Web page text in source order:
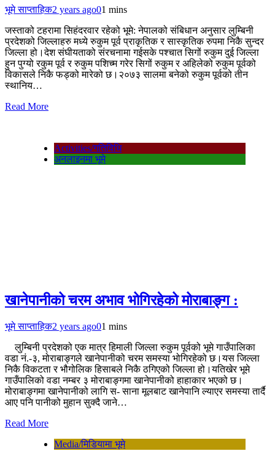
भूमे साप्ताहिक2 years ago01 mins
जस्ताको टहरामा सिहंदरवार रहेको भूमे: नेपालको संबिधान अनुसार लुम्बिनी
प्रदेशको जिल्लाहरु मध्ये रुकुम पूर्व प्राकृतिक र सास्कृतिक रुपमा निकै सुन्दर
जिल्ला हो।देश संघीयताको संरचनामा गईसके पश्चात सिगों रुकुम दुई जिल्ला
हुन पुग्यो रकुम पूर्व र रुकुम पशिच्म गरेर सिगों रुकुम र अहिलेको रुकुम पूर्वको
विकासले निकै फड्को मारेको छ।२०७३ सालमा बनेको रुकुम पूर्वको तीन
स्थानिय…
Read More
Activities/गतिविधि
अनलाइनमा भूमे
खानेपानीको चरम अभाव भोगिरहेको मोराबाङ्ग :
भूमे साप्ताहिक2 years ago01 mins
लुम्बिनी प्रदेशको एक मात्र हिमाली जिल्ला रुकुम पूर्वको भूमे गाउँपालिका
वडा नं.-३, मोराबाङ्गले खानेपानीको चरम समस्या भोगिरहेको छ।यस जिल्ला
निकै विकटता र भौगोलिक हिसाबले निकै ठगिएको जिल्ला हो।यतिखेर भूमे
गाउँपालिको वडा नम्बर ३ मोराबाङ्गमा खानेपानीको हाहाकार भएको छ।
मोराबाङ्गमा खानेपानीको लागि स- साना मूलबाट खानेपानि ल्याएर समस्या तार्दै
आए पनि पानीको मुहान सुक्दै जाने…
Read More
Media/मिडियामा भूमे